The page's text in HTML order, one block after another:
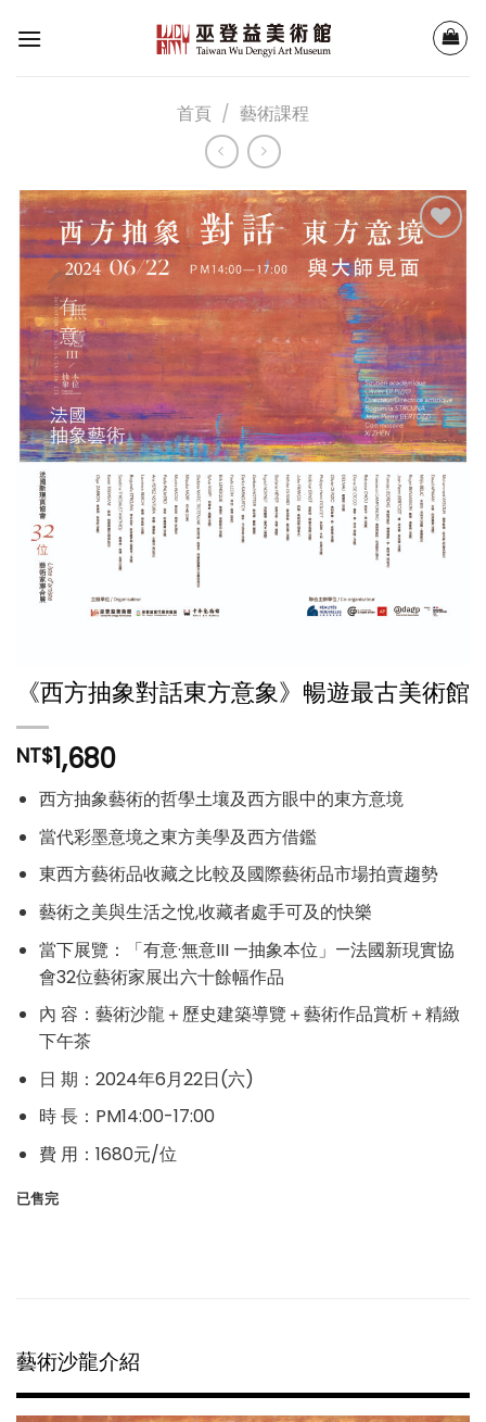
首頁 / 藝術課程
加入
「願
望清
單」
《西方抽象對話東方意象》暢遊最古美術館
NT$1,680
西方抽象藝術的哲學土壤及西方眼中的東方意境
當代彩墨意境之東方美學及西方借鑑
東西方藝術品收藏之比較及國際藝術品市場拍賣趨勢
藝術之美與生活之悅,收藏者處手可及的快樂
當下展覽：「有意·無意III —抽象本位」—法國新現實協
會32位藝術家展出六十餘幅作品
內 容：藝術沙龍＋歷史建築導覽＋藝術作品賞析＋精緻
下午茶
日 期：2024年6月22日(六)
時 長：PM14:00-17:00
費 用：1680元/位
已售完
藝術沙龍介紹